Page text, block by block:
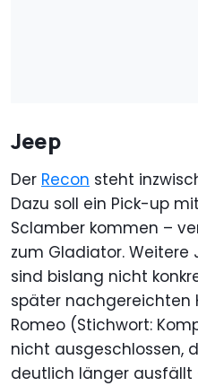
Jeep
Der Recon steht
Dazu soll ein Pick-up
Sclamber kommen –
zum Gladiator. Weitere
sind bislang nicht
später nachgereichten
Romeo (Stichwort:
nicht ausgeschlossen,
deutlich länger